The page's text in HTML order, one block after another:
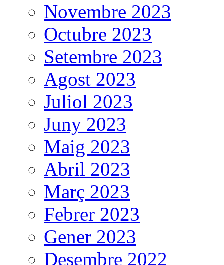
Novembre 2023
Octubre 2023
Setembre 2023
Agost 2023
Juliol 2023
Juny 2023
Maig 2023
Abril 2023
Març 2023
Febrer 2023
Gener 2023
Desembre 2022